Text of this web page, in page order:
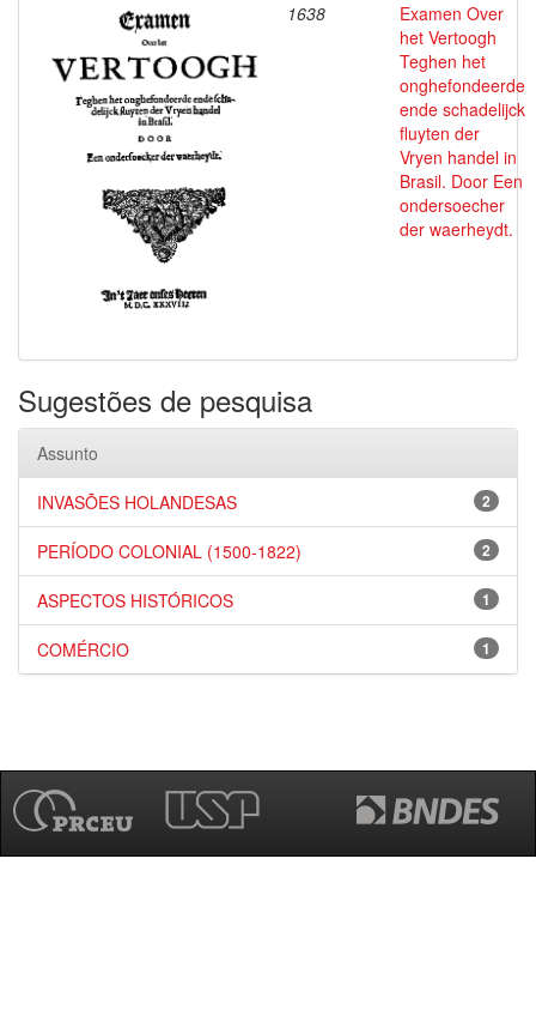
1638
Examen Over
het Vertoogh
Teghen het
onghefondeerde
ende schadelijck
fluyten der
Vryen handel in
Brasil. Door Een
ondersoecher
der waerheydt.
Sugestões de pesquisa
Assunto
2
INVASÕES HOLANDESAS
2
PERÍODO COLONIAL (1500-1822)
1
ASPECTOS HISTÓRICOS
1
COMÉRCIO